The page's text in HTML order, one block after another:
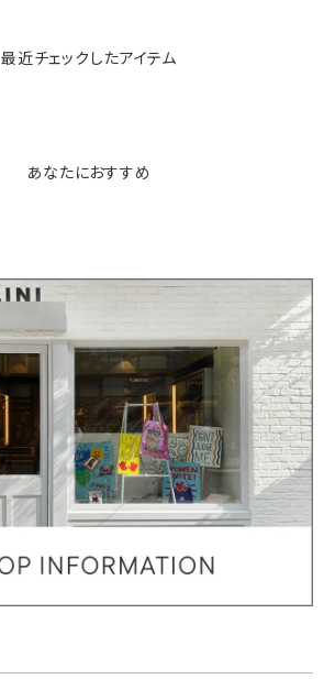
最近チェックしたアイテム
あなたにおすすめ